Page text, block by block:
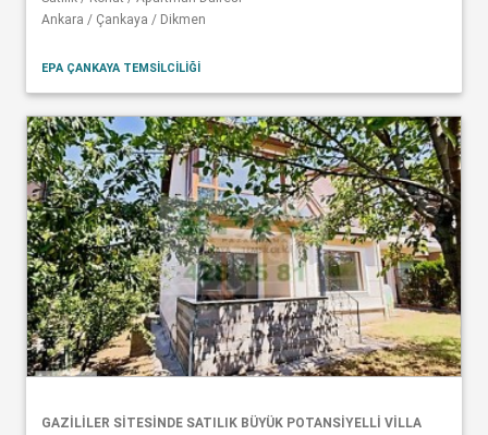
Ankara / Çankaya / Dikmen
EPA ÇANKAYA TEMSİLCİLİĞİ
GAZİLİLER SİTESİNDE SATILIK BÜYÜK POTANSİYELLİ VİLLA